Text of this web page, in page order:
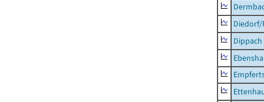
Dippach